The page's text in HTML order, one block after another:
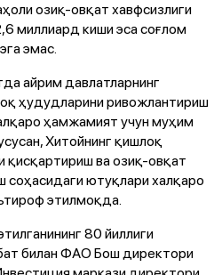
озиқ-овқат хавфсизлиги
миллиард киши эса соғлом
эмас.
айрим давлатларнинг
ҳудудларини ривожлантириш
ҳамжамият учун муҳим
Хитойнинг қишлоқ
қисқартириш ва озиқ-овқат
соҳасидаги ютуқлари халқаро
этилмоқда.
80 йиллиги
билан ФАО Бош директори